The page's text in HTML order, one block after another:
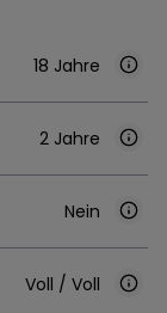
18 Jahre
2 Jahre
Nein
Voll / Voll